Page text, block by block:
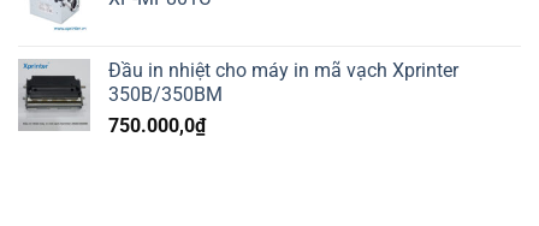
Đầu in nhiệt cho máy in mã vạch Xprinter
350B/350BM
750.000,0₫